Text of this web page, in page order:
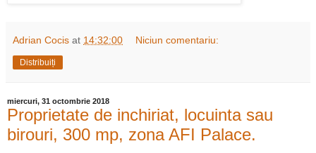
Adrian Cocis at 14:32:00 Niciun comentariu:
Distribuiți
miercuri, 31 octombrie 2018
Proprietate de inchiriat, locuinta sau
birouri, 300 mp, zona AFI Palace.